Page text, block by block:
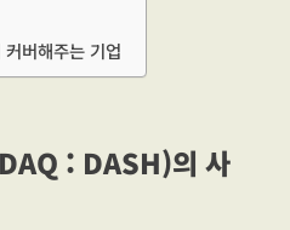
버해주는 기업
: DASH)의 사